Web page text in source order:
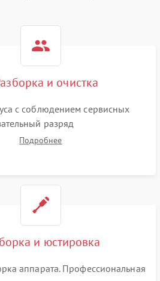
и очистка
с соблюдением сервисных
разряд
конденсатора вспышки для
Подробнее
и юстировка
аппарата. Профессиональная